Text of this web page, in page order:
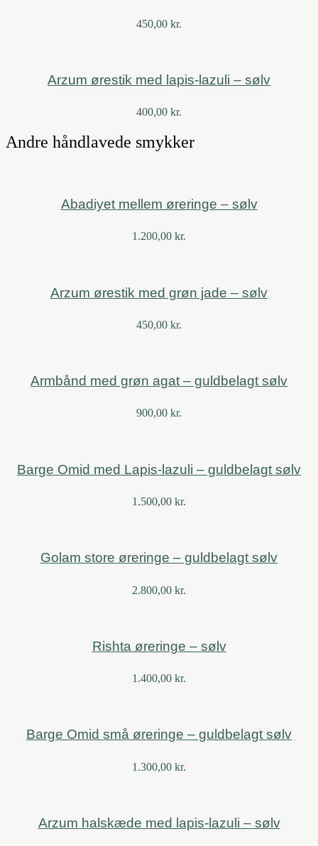
450,00 kr.
Arzum ørestik med lapis-lazuli – sølv
400,00 kr.
Andre håndlavede smykker
Abadiyet mellem øreringe – sølv
1.200,00 kr.
Arzum ørestik med grøn jade – sølv
450,00 kr.
Armbånd med grøn agat – guldbelagt sølv
900,00 kr.
Barge Omid med Lapis-lazuli – guldbelagt sølv
1.500,00 kr.
Golam store øreringe – guldbelagt sølv
2.800,00 kr.
Rishta øreringe – sølv
1.400,00 kr.
Barge Omid små øreringe – guldbelagt sølv
1.300,00 kr.
Arzum halskæde med lapis-lazuli – sølv